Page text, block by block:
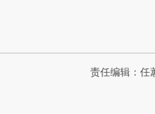
责任编辑：任